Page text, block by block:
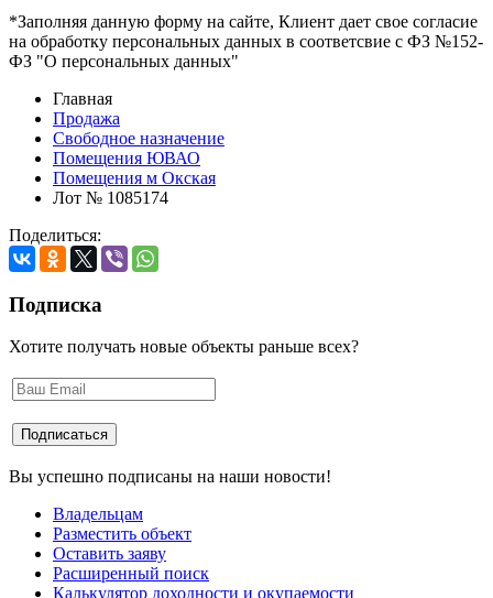
*Заполняя данную форму на сайте, Клиент дает свое согласие
на обработку персональных данных в соответсвие с ФЗ №152-
ФЗ "О персональных данных"
Главная
Продажа
Свободное назначение
Помещения ЮВАО
Помещения м Окская
Лот № 1085174
Поделиться:
Подписка
Хотите получать новые объекты раньше всех?
Вы успешно подписаны на наши новости!
Владельцам
Разместить объект
Оставить заяву
Расширенный поиск
Калькулятор доходности и окупаемости